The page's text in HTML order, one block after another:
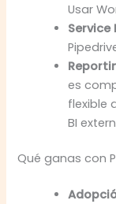
Usar
Service
es
flexible
BI
Qué ganas con